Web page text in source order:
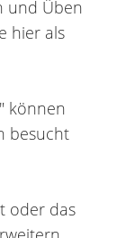
und Üben
hier als
können
besucht
oder das